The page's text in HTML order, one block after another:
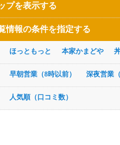
プを表示する
情報の条件を指定する
ほっともっと 本家かまどや
早朝営業（8時以前） 深夜営業
人気順（口コミ数）